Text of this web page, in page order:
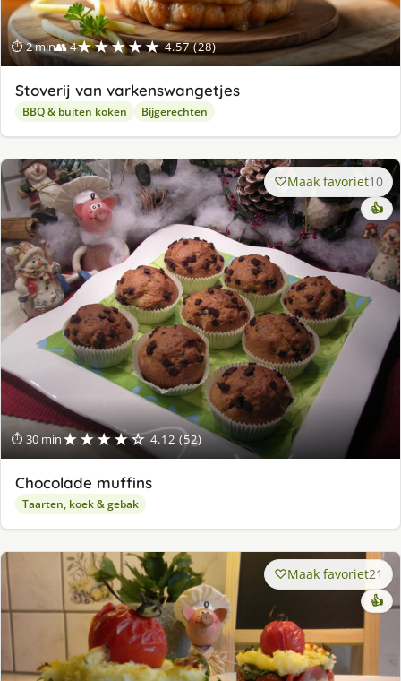
⏱ 2 min👥 4★★★★★ 4.57 (28)
Stoverij van varkenswangetjes
BBQ & buiten koken Bijgerechten
⏱ 30 min★★★★☆ 4.12 (52)
Maak favoriet10
👍
Chocolade muffins
Taarten, koek & gebak
Maak favoriet21
👍